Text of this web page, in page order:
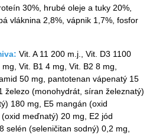
30%, hrubé oleje a tuky 20%,
vláknina 2,8%, vápnik 1,7%, fosfor
Vit. A 11 200 m.j., Vit. D3 1100
Vit. B1 4 mg, Vit. B2 8 mg,
50 mg, pantotenan vápenatý 15
železo (monohydrát, síran železnatý)
180 mg, E5 mangán (oxid
meďnatý) 20 mg, E2 jód
selén (seleničitan sodný) 0,2 mg,